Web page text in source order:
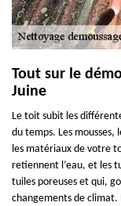
Tout sur le
Juine
Le toit subit les
du temps. Les mousses,
les matériaux de votre
retiennent l’eau, et les
tuiles poreuses et qui,
changements de climat.